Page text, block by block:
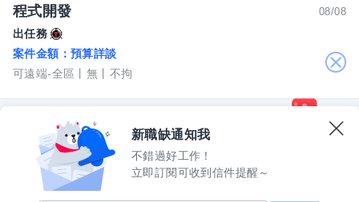
08/08
程式開發
出任務
案件金額： 預算詳談
可遠端-全區
無 不拘
新職缺通知我
不錯過好工作！
立即訂閱可收到信件提醒～
關
閉
數字科技股份有限公司 上櫃公司股票代碼 5287
許可證字號 2571